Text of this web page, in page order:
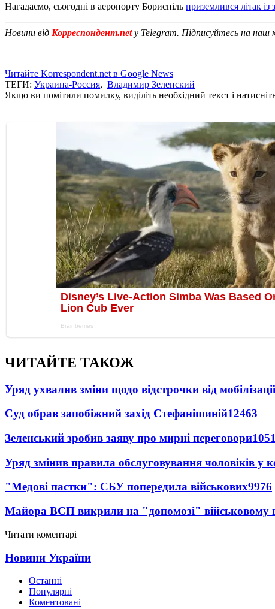
Нагадаємо, сьогодні в аеропорту Бориспіль приземлився літак
Новини від Корреспондент.netу Telegram. Підписуйтесь на наш
Читайте Korrespondent.net в Google News
ТЕГИ: Украина-Россия, Владимир Зеленский
Якщо ви помітили помилку, виділіть необхідний текст і
ЧИТАЙТЕ ТАКОЖ
Уряд ухвалив зміни щодо відстрочки від мобілізації
Суд обрав запобіжний захід Стефанішиній12463
Зеленський зробив заяву про мирні переговори
Уряд змінив правила обслуговування чоловіків у
"Медові пастки": СБУ попередила військових9976
Майора ВСП викрили на "допомозі" військовому
Читати коментарі
Новини України
Останні
Популярні
Коментовані